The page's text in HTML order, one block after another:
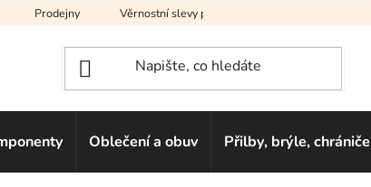
Prodejny Věrnostní slevy pro vás
Oblečení a obuv Přilby, brýle, chrániče